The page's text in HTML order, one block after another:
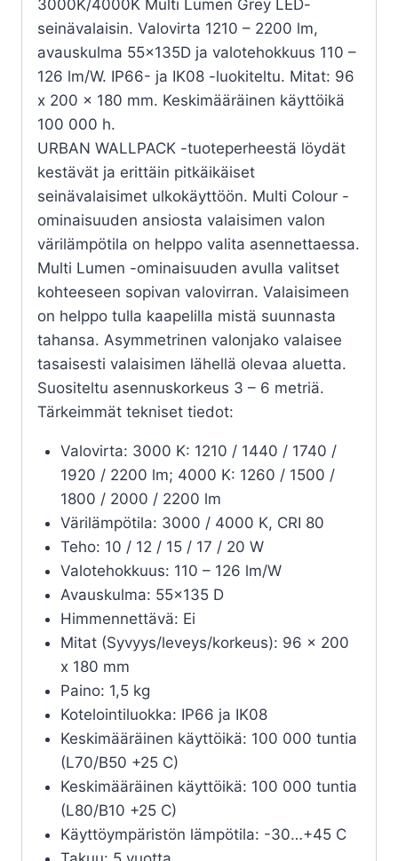
3000K/4000K Multi Lumen Grey LED-
seinävalaisin. Valovirta 1210 – 2200 lm,
avauskulma 55x135D ja valotehokkuus 110 –
126 lm/W. IP66- ja IK08 -luokiteltu. Mitat: 96
x 200 x 180 mm. Keskimääräinen käyttöikä
100 000 h.
URBAN WALLPACK -tuoteperheestä löydät
kestävät ja erittäin pitkäikäiset
seinävalaisimet ulkokäyttöön. Multi Colour -
ominaisuuden ansiosta valaisimen valon
värilämpötila on helppo valita asennettaessa.
Multi Lumen -ominaisuuden avulla valitset
kohteeseen sopivan valovirran. Valaisimeen
on helppo tulla kaapelilla mistä suunnasta
tahansa. Asymmetrinen valonjako valaisee
tasaisesti valaisimen lähellä olevaa aluetta.
Suositeltu asennuskorkeus 3 – 6 metriä.
Tärkeimmät tekniset tiedot:
Valovirta: 3000 K: 1210 / 1440 / 1740 /
1920 / 2200 lm; 4000 K: 1260 / 1500 /
1800 / 2000 / 2200 lm
Värilämpötila: 3000 / 4000 K, CRI 80
Teho: 10 / 12 / 15 / 17 / 20 W
Valotehokkuus: 110 – 126 lm/W
Avauskulma: 55×135 D
Himmennettävä: Ei
Mitat (Syvyys/leveys/korkeus): 96 x 200
x 180 mm
Paino: 1,5 kg
Kotelointiluokka: IP66 ja IK08
Keskimääräinen käyttöikä: 100 000 tuntia
(L70/B50 +25 C)
Keskimääräinen käyttöikä: 100 000 tuntia
(L80/B10 +25 C)
Käyttöympäristön lämpötila: -30…+45 C